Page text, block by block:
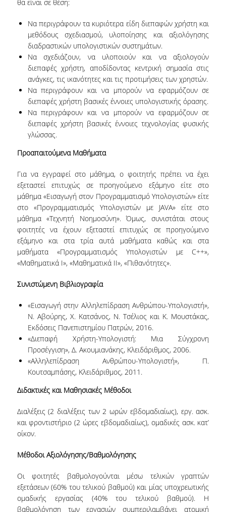
θα είναι σε θέση:
Να περιγράφουν τα κυριότερα είδη διεπαφών χρήστη και
μεθόδους σχεδιασμού, υλοποίησης και αξιολόγησης
διαδραστικών υπολογιστικών συστημάτων.
Να σχεδιάζουν, να υλοποιούν και να αξιολογούν
διεπαφές χρήστη, αποδίδοντας κεντρική σημασία στις
ανάγκες, τις ικανότητες και τις προτιμήσεις των χρηστών.
Να περιγράφουν και να μπορούν να εφαρμόζουν σε
διεπαφές χρήστη βασικές έννοιες υπολογιστικής όρασης.
Να περιγράφουν και να μπορούν να εφαρμόζουν σε
διεπαφές χρήστη βασικές έννοιες τεχνολογίας φυσικής
γλώσσας.
Προαπαιτούμενα Μαθήματα
Για να εγγραφεί στο μάθημα, ο φοιτητής πρέπει να έχει
εξεταστεί επιτυχώς σε προηγούμενο εξάμηνο είτε στο
μάθημα «Εισαγωγή στον Προγραμματισμό Υπολογιστών» είτε
στο «Προγραμματισμός Υπολογιστών με JAVA» είτε στο
μάθημα «Τεχνητή Νοημοσύνη». Όμως, συνιστάται στους
φοιτητές να έχουν εξεταστεί επιτυχώς σε προηγούμενο
εξάμηνο και στα τρία αυτά μαθήματα καθώς και στα
μαθήματα «Προγραμματισμός Υπολογιστών με C++»,
«Μαθηματικά Ι», «Μαθηματικά ΙΙ», «Πιθανότητες».
Συνιστώμενη Βιβλιογραφία
«Εισαγωγή στην Αλληλεπίδραση Ανθρώπου-Υπολογιστή»,
Ν. Αβούρης, Χ. Κατσάνος, Ν. Τσέλιος και Κ. Μουστάκας,
Εκδόσεις Πανεπιστημίου Πατρών, 2016.
«Διεπαφή Χρήστη-Υπολογιστή: Μια Σύγχρονη
Προσέγγιση», Δ. Ακουμιανάκης, Κλειδάριθμος, 2006.
«Αλληλεπίδραση Ανθρώπου-Υπολογιστή», Π.
Κουτσαμπάσης, Κλειδάριθμος, 2011.
Διδακτικές και Μαθησιακές Μέθοδοι
Διαλέξεις (2 διαλέξεις των 2 ωρών εβδομαδιαίως), εργ. ασκ.
και φροντιστήριο (2 ώρες εβδομαδιαίως), ομαδικές ασκ. κατ’
οίκον.
Μέθοδοι Αξιολόγησης/Βαθμολόγησης
Οι φοιτητές βαθμολογούνται μέσω τελικών γραπτών
εξετάσεων (60% του τελικού βαθμού) και μίας υποχρεωτικής
ομαδικής εργασίας (40% του τελικού βαθμού). Η
βαθμολόγηση των εργασιών συμπεριλαμβάνει ατομική